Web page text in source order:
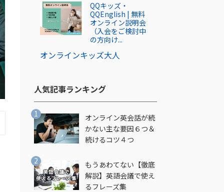
オンラインキッズ大人
QQキッズ・
QQEnglish | 無料
オンライン説明会
（入会をご検討中
の方向け...
人気記事ランキング​
オンライン英会話が続
かない主な要因６つ＆
続けるコツ４つ
もうあわてない【徹底
解説】英語会議で使え
るフレーズ集